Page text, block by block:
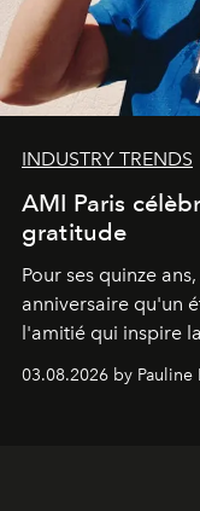
INDUSTRY TRENDS
AMI Paris
gratitude
Pour ses quinze
anniversaire qu'un
l'amitié qui inspire
03.08.2026 by